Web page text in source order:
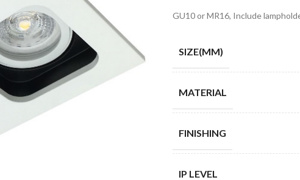
GU10 or MR16, Include
SIZE(MM)
MATERIAL
FINISHING
IP LEVEL